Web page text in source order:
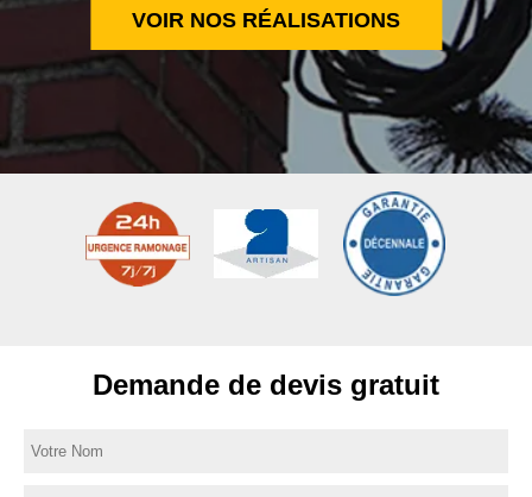
VOIR NOS RÉALISATIONS
Demande de devis gratuit